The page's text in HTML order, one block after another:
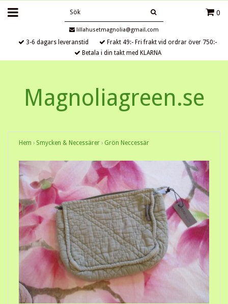
0
lillahusetmagnolia@gmail.com
3-6 dagars leveranstid
Frakt 49:- Fri frakt vid ordrar över 750:-
Betala i din takt med KLARNA
Magnoliagreen.se
Hem › Smycken & Necessärer › Grön Neccessär